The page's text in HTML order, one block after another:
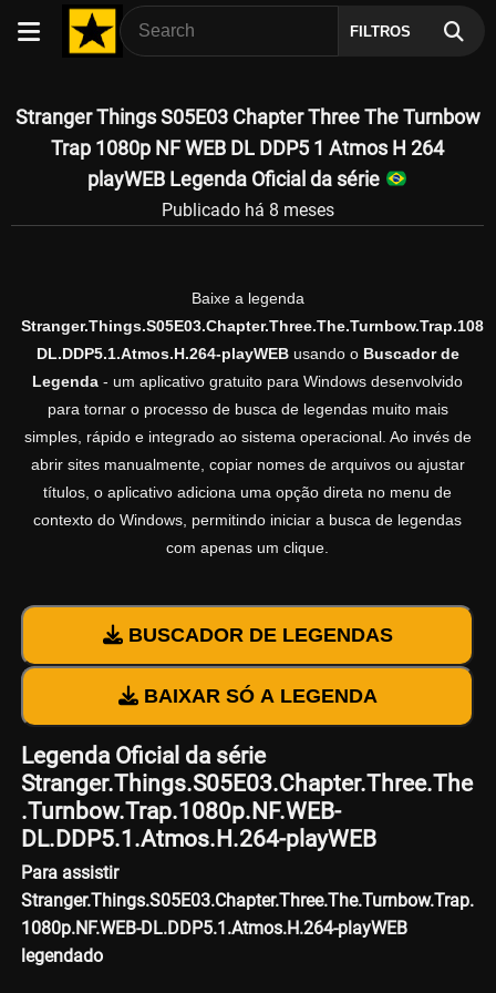
FILTROS
Stranger Things S05E03 Chapter Three The Turnbow
Trap 1080p NF WEB DL DDP5 1 Atmos H 264
playWEB Legenda Oficial da série
Publicado há 8 meses
Baixe a legenda
DL.DDP5.1.Atmos.H.264-playWEBusando o Buscador de
Legenda - um aplicativo gratuito para Windows desenvolvido
para tornar o processo de busca de legendas muito mais
simples, rápido e integrado ao sistema operacional. Ao invés de
abrir sites manualmente, copiar nomes de arquivos ou ajustar
títulos, o aplicativo adiciona uma opção direta no menu de
contexto do Windows, permitindo iniciar a busca de legendas
com apenas um clique.
BUSCADOR DE LEGENDAS
BAIXAR SÓ A LEGENDA
Legenda Oficial da série
Stranger.Things.S05E03.Chapter.Three.The
.Turnbow.Trap.1080p.NF.WEB-
DL.DDP5.1.Atmos.H.264-playWEB
Para assistir
Stranger.Things.S05E03.Chapter.Three.The.Turnbow.Trap.
1080p.NF.WEB-DL.DDP5.1.Atmos.H.264-playWEB
legendado